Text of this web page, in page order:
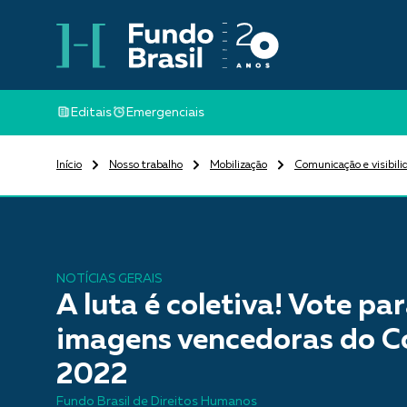
Editais Emergenciais
Início Nosso trabalho Mobilização Comunicação e
NOTÍCIAS GERAIS
A luta é coletiva! Vote
imagens vencedoras do
2022
Fundo Brasil de Direitos Humanos